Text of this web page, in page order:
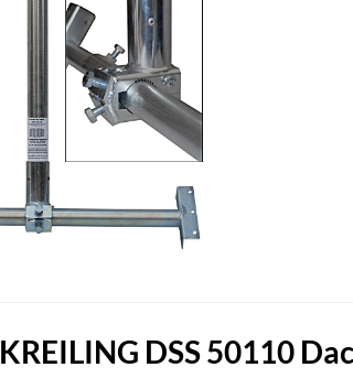
KREILING DSS 50110